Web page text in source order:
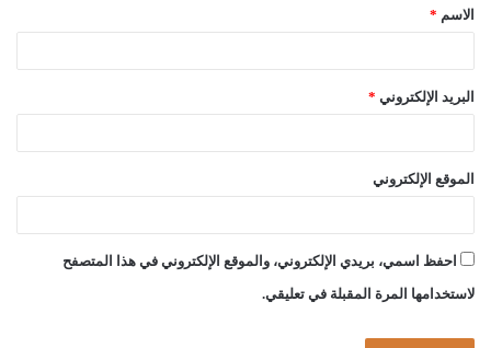
الصادق بن عبد الرحمن الغرياني
الاسم *
البريد الإلكتروني *
الموقع الإلكتروني
احفظ اسمي، بريدي الإلكتروني، والموقع الإلكتروني في هذا المتصفح
لاستخدامها المرة المقبلة في تعليقي.